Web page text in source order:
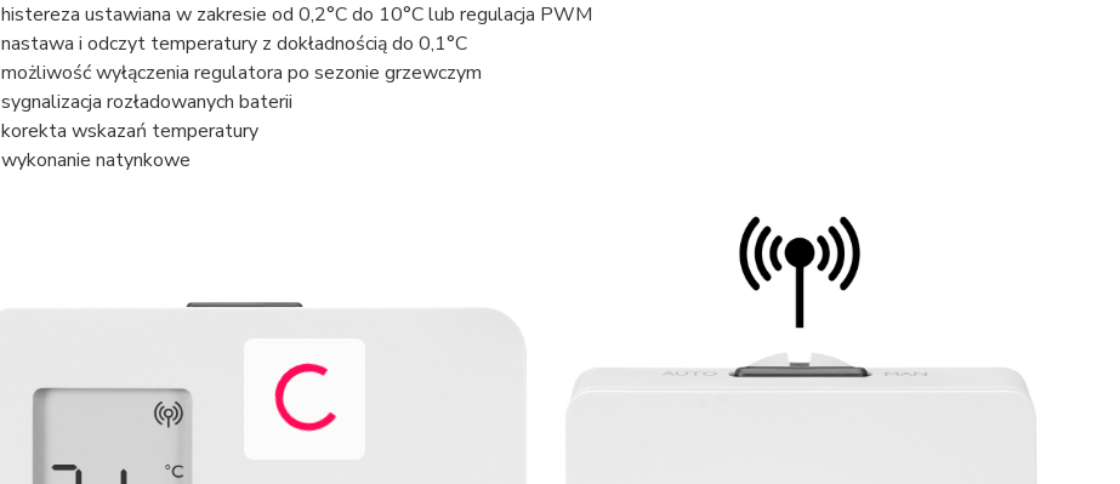
histereza ustawiana w zakresie od 0,2°C do 10°C lub regulacja PWM
nastawa i odczyt temperatury z dokładnością do 0,1°C
możliwość wyłączenia regulatora po sezonie grzewczym
sygnalizacja rozładowanych baterii
korekta wskazań temperatury
wykonanie natynkowe